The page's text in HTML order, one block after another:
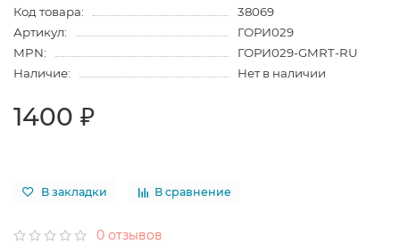
Код товара:
38069
Артикул:
ГОРИ029
MPN:
ГОРИ029-GMRT-RU
Наличие:
Нет в наличии
1400 ₽
В закладки В сравнение
0 отзывов